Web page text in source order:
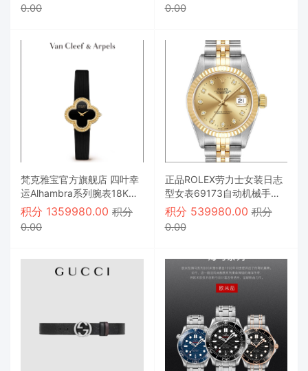
0.00
0.00
梵克雅宝官方旗舰店 四叶幸
运Alhambra系列腕表18K黄
金缟玛瑙手表
积分 1359980.00 积分
0.00
正品ROLEX劳力士女装日志
型女表69173自动机械手表
原镶钻款18K金
积分 539980.00积分
0.00